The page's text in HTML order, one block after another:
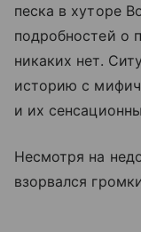
песка в хуторе
подробностей о
никаких нет.
историю с
и их
Несмотря на
взорвался